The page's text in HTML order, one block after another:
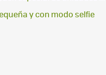
y con modo selfie